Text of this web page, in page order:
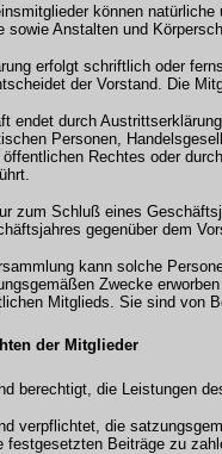
können
sowie Anstalten und
erfolgt schriftlich oder
der Vorstand. Die
endet durch
Personen,
öffentlichen Rechtes oder
zum Schluß eines
gegenüber dem
kann solche
Zwecke
Mitglieds. Sie sind von
der Mitglieder
berechtigt, die Leistungen
verpflichtet, die
festgesetzten Beiträge zu